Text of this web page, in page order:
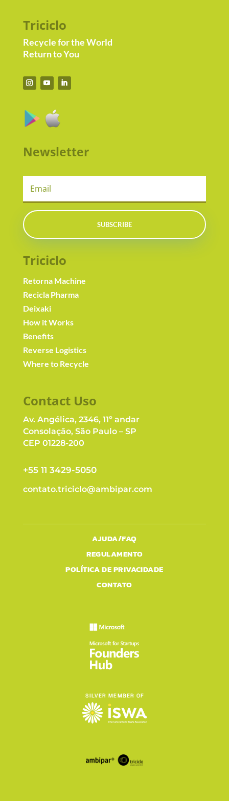
Triciclo
Recycle for the World
Return to You
Newsletter
SUBSCRIBE
Triciclo
Retorna Machine
Recicla Pharma
Deixaki
How it Works
Benefits
Reverse Logistics
Where to Recycle
Contact Uso
Av. Angélica, 2346, 11º andar
Consolação, São Paulo – SP
CEP 01228-200
+55 11 3429-5050
contato.triciclo@ambipar.com
AJUDA/FAQ
REGULAMENTO
POLÍTICA DE PRIVACIDADE
CONTATO